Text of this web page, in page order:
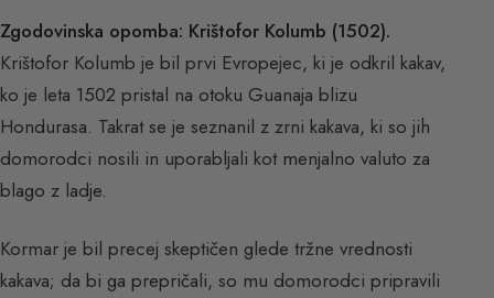
Zgodovinska opomba: Krištofor Kolumb (1502).
Krištofor Kolumb je bil prvi Evropejec, ki je odkril kakav,
ko je leta 1502 pristal na otoku Guanaja blizu
Hondurasa. Takrat se je seznanil z zrni kakava, ki so jih
domorodci nosili in uporabljali kot menjalno valuto za
blago z ladje.
Kormar je bil precej skeptičen glede tržne vrednosti
kakava; da bi ga prepričali, so mu domorodci pripravili